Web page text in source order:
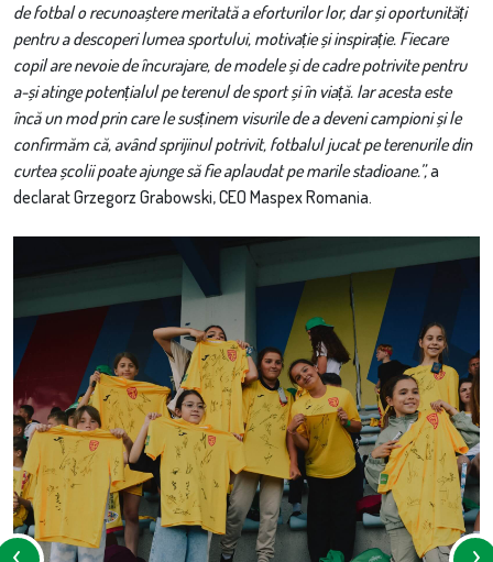
de fotbal o recunoaștere meritată a eforturilor lor, dar și oportunități
pentru a descoperi lumea sportului, motivație și inspirație. Fiecare
copil are nevoie de încurajare, de modele și de cadre potrivite pentru
a-și atinge potențialul pe terenul de sport și în viață. Iar acesta este
încă un mod prin care le susținem visurile de a deveni campioni și le
confirmăm că, având sprijinul potrivit, fotbalul jucat pe terenurile din
curtea școlii poate ajunge să fie aplaudat pe marile stadioane.”,a
declarat Grzegorz Grabowski, CEO Maspex Romania.